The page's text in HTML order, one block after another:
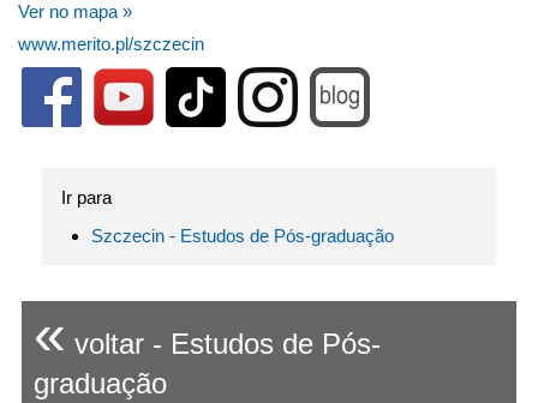
Ver no mapa »
www.merito.pl/szczecin
Ir para
Szczecin - Estudos de Pós-graduação
« voltar - Estudos de Pós-
graduação